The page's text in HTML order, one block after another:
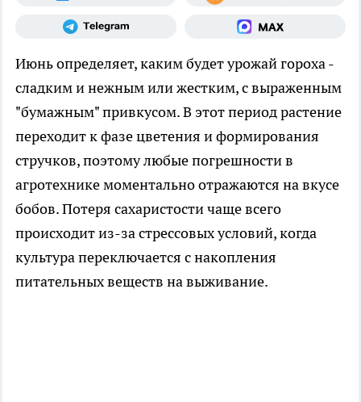
Июнь определяет, каким будет урожай гороха -
сладким и нежным или жестким, с выраженным
"бумажным" привкусом. В этот период растение
переходит к фазе цветения и формирования
стручков, поэтому любые погрешности в
агротехнике моментально отражаются на вкусе
бобов. Потеря сахаристости чаще всего
происходит из-за стрессовых условий, когда
культура переключается с накопления
питательных веществ на выживание.